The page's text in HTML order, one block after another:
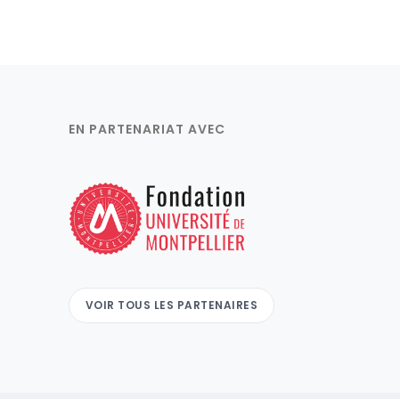
EN PARTENARIAT AVEC
VOIR TOUS LES PARTENAIRES